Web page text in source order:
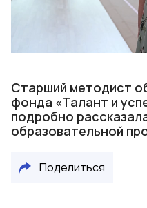
Старший методист
фонда «Талант и
подробно
образовательной
Поделиться